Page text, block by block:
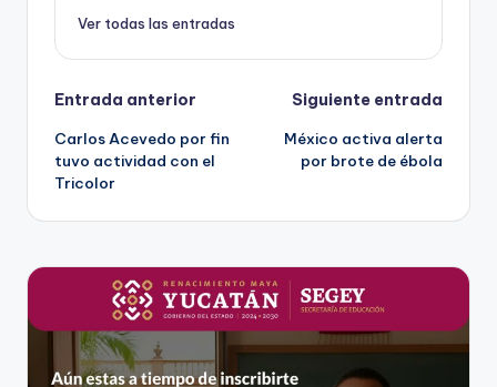
Ver todas las entradas
Navegación
de
entradas
Entrada anterior
Carlos Acevedo por fin
tuvo actividad con el
Tricolor
Siguiente entrada
México activa alerta
por brote de ébola